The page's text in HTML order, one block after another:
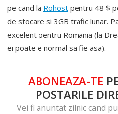
pe cand la Rohost pentru 48 $
de stocare si 3GB trafic lunar.
excelent pentru Romania (la
ei poate e normal sa fie asa).
ABONEAZA-TE
POSTARILE
Vei fi anuntat zilnic cand